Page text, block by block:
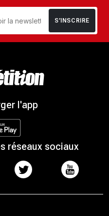
S’INSCRIRE
l'app
réseaux sociaux